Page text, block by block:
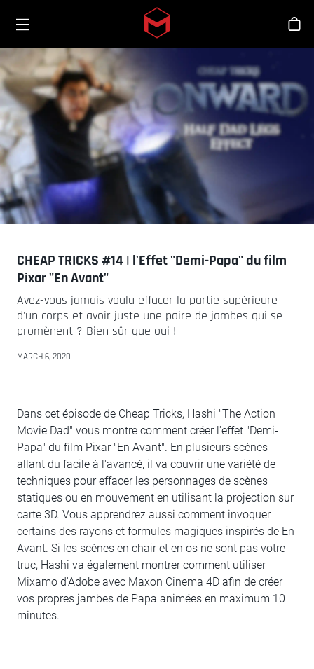
Skip to main content
CHEAP TRICKS #14 | l'Effet "Demi-Papa" du film
Pixar "En Avant"
Avez-vous jamais voulu effacer la partie supérieure
d'un corps et avoir juste une paire de jambes qui se
promènent ? Bien sûr que oui !
MARCH 6, 2020
Dans cet épisode de Cheap Tricks, Hashi "The Action
Movie Dad" vous montre comment créer l'effet "Demi-
Papa" du film Pixar "En Avant". En plusieurs scènes
allant du facile à l'avancé, il va couvrir une variété de
techniques pour effacer les personnages de scènes
statiques ou en mouvement en utilisant la projection sur
carte 3D. Vous apprendrez aussi comment invoquer
certains des rayons et formules magiques inspirés de En
Avant. Si les scènes en chair et en os ne sont pas votre
truc, Hashi va également montrer comment utiliser
Mixamo d'Adobe avec Maxon Cinema 4D afin de créer
vos propres jambes de Papa animées en maximum 10
minutes.